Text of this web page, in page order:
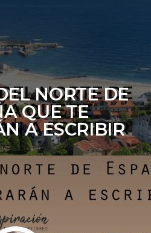
NORTE DE
QUE TE
A ESCRIBIR